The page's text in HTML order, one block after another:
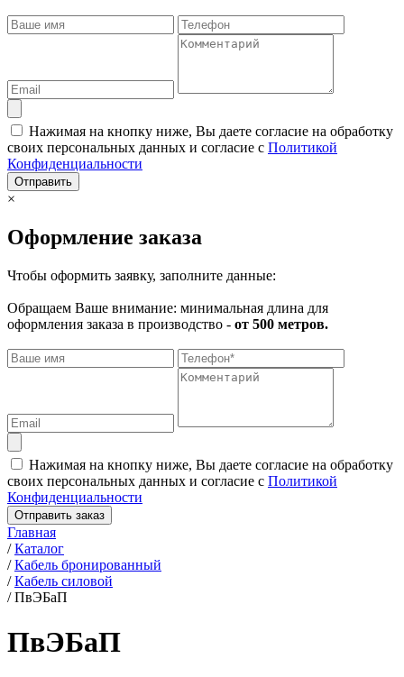
Нажимая на кнопку ниже, Вы даете согласие на обработку
своих персональных данных и согласие с Политикой
Конфиденциальности
Отправить
×
Оформление заказа
Чтобы оформить заявку, заполните данные:
Обращаем Ваше внимание: минимальная длина для
оформления заказа в производство - от 500 метров.
Нажимая на кнопку ниже, Вы даете согласие на обработку
своих персональных данных и согласие с Политикой
Конфиденциальности
Отправить заказ
Главная
/Каталог
/Кабель бронированный
/Кабель силовой
/ПвЭБаП
ПвЭБаП